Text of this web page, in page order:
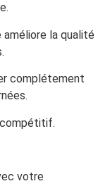
la qualité
complétement
compétitif.
votre